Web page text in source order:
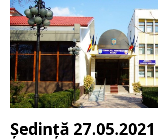
Ședință 27.05.2021